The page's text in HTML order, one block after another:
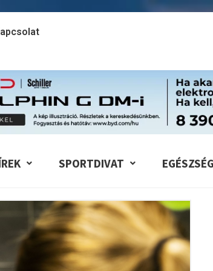
SPORTDIVAT EGÉSZSÉG